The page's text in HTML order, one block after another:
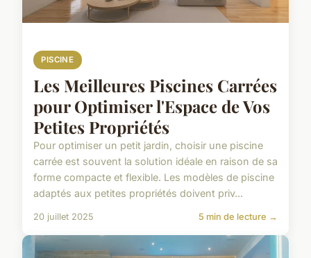
PISCINE
Les Meilleures Piscines Carrées
pour Optimiser l'Espace de Vos
Petites Propriétés
Pour optimiser un petit jardin, choisir une piscine
carrée est souvent la solution idéale en raison de sa
forme compacte et flexible. Les modèles de piscine
adaptés aux petites propriétés doivent priv...
20 juillet 2025 5 min de lecture →